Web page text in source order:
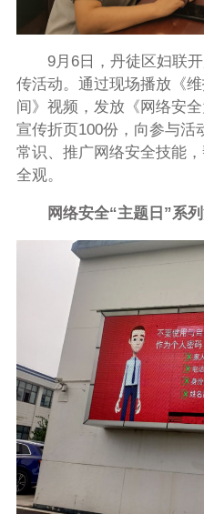
9月6日，丹徒区妇联
传活动。通过现场播放《
间》视频，发放《网络安
宣传折页100份，向参与活
常识、推广网络安全技能
全观。
网络安全“主题日”系